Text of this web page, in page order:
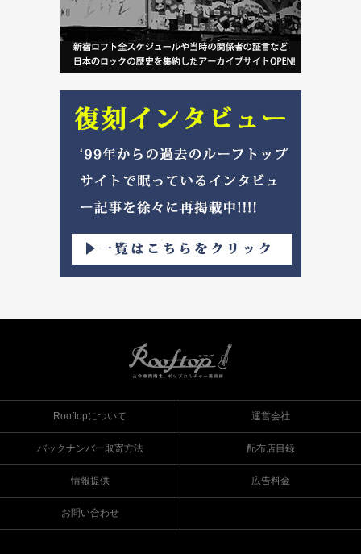
Rooftopについて 運営会社
バックナンバー取寄方法 配布店目録
情報提供 広告料金
お問い合わせ